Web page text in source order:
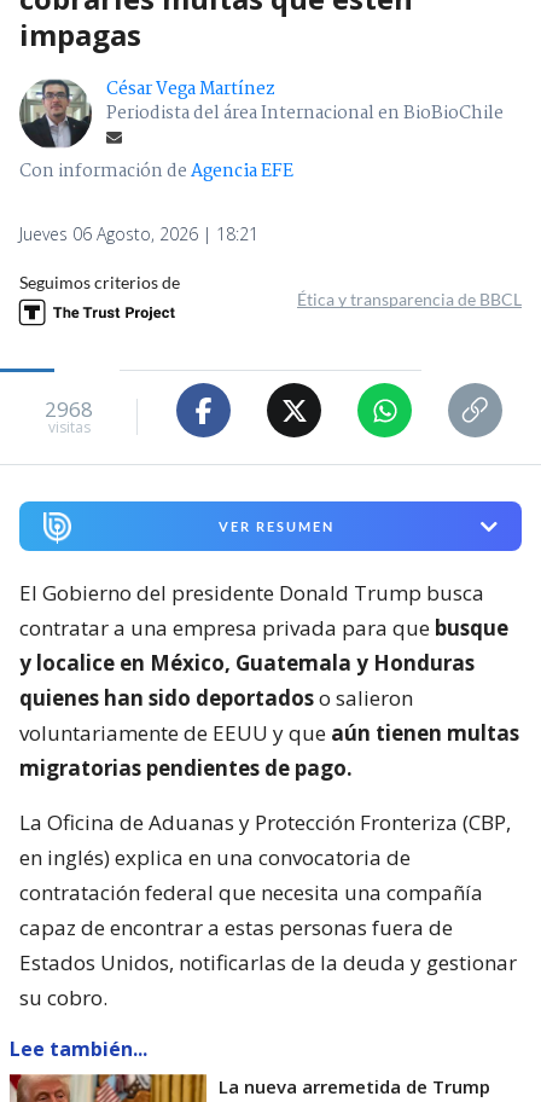
impagas
César Vega Martínez
Periodista del área Internacional en BioBioChile
Con información deAgencia EFE
Jueves 06 Agosto, 2026 | 18:21
Seguimos criterios de
Ética y transparencia de BBCL
2968
visitas
VER RESUMEN
El Gobierno del presidente Donald Trump busca
contratar a una empresa privada para que busque
y localice en México, Guatemala y Honduras
quienes han sido deportadoso salieron
voluntariamente de EEUU y que aún tienen multas
migratorias pendientes de pago.
La Oficina de Aduanas y Protección Fronteriza (CBP,
en inglés) explica en una convocatoria de
contratación federal que necesita una compañía
capaz de encontrar a estas personas fuera de
Estados Unidos, notificarlas de la deuda y gestionar
su cobro.
Lee también...
La nueva arremetida de Trump